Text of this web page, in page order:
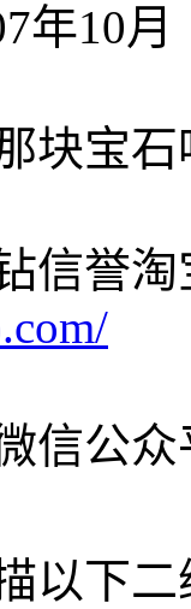
年10月
块宝石
信誉淘
信公
以下